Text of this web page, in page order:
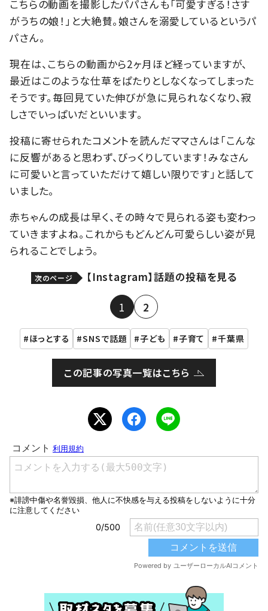
こちらの動画を撮影したパパさんも「可愛すぎる！さす
がうちの娘！」と大絶賛。娘さんを溺愛しているというパ
パさん。
現在は、こちらの動画から2ヶ月ほど経っていますが、
最近はこのような仕草をぱたりとしなくなってしまった
そうです。毎回見ていた伸びが急に見られなくなり、寂
しさでいっぱいだといいます。
投稿に寄せられたコメントを読んだママさんは「こんな
に反響があると思わず、びっくりしています！みなさん
に可愛いと言っていただけて嬉しい限りです」と話して
いました。
赤ちゃんの成長は早く、その時々で見られる姿も変わっ
ていきますよね。これからもどんどん可愛らしい姿が見
られることでしょう。
次のページ 【Instagram】話題の投稿を見る
1 2
ほっとする SNSで話題 子ども 子育て 千葉県
この記事の写真一覧はこちら